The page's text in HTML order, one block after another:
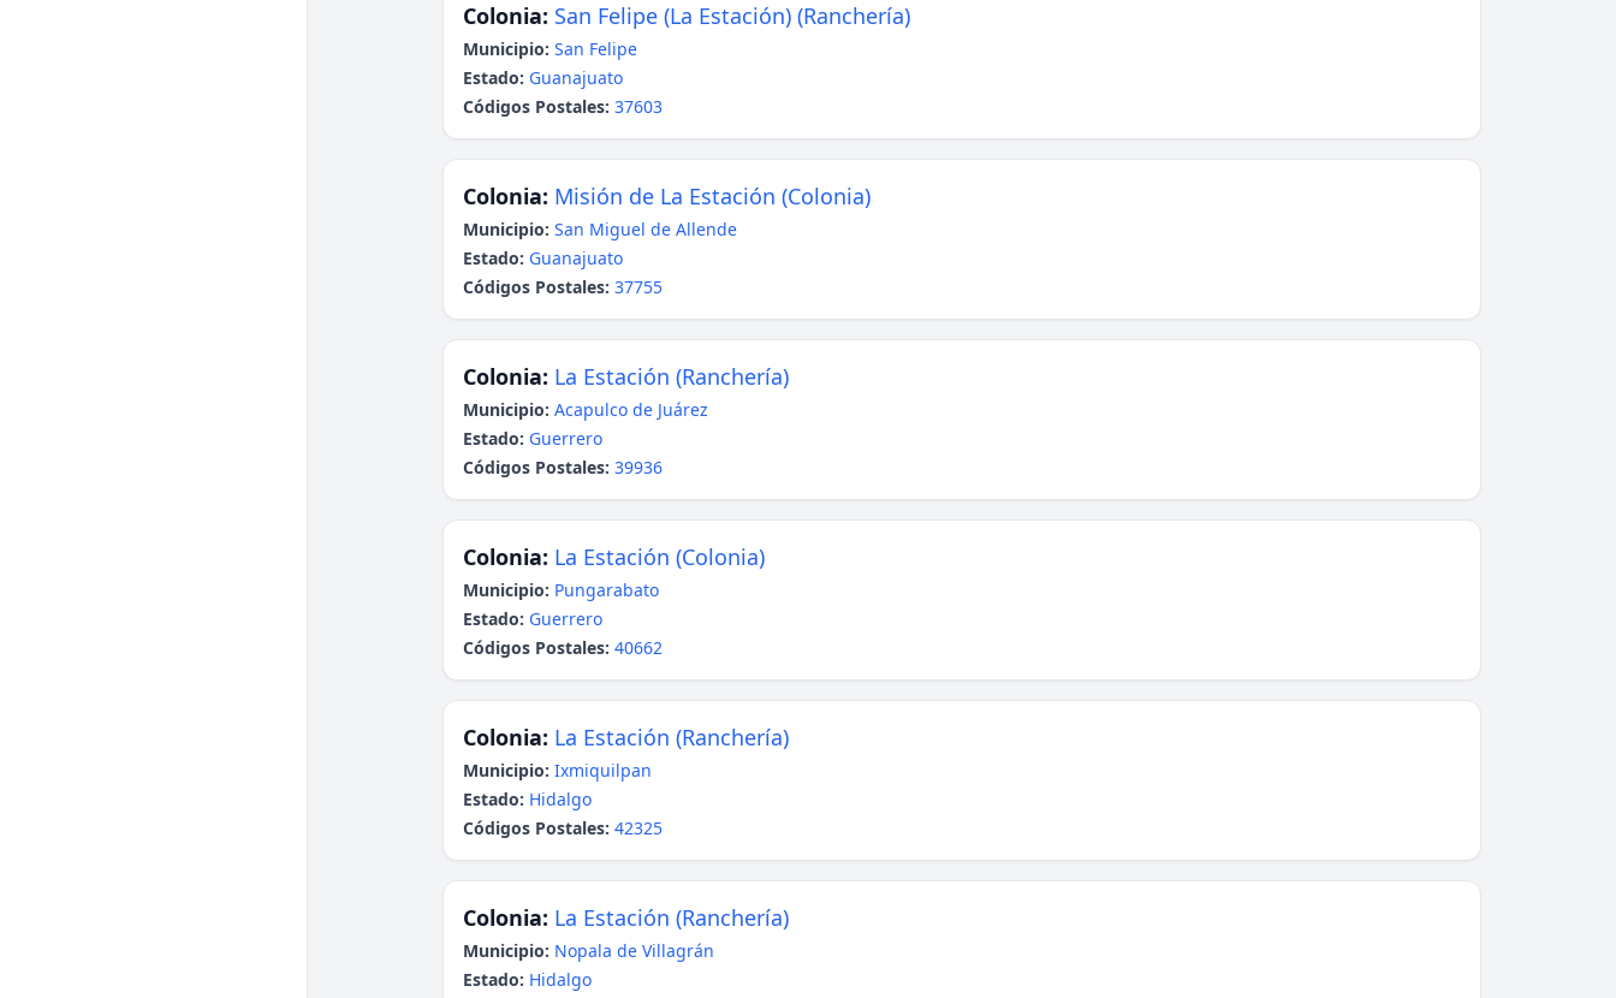
Colonia: San Felipe (La Estación) (Ranchería)
Municipio: San Felipe
Estado: Guanajuato
Códigos Postales: 37603
Colonia: Misión de La Estación (Colonia)
Municipio: San Miguel de Allende
Estado: Guanajuato
Códigos Postales: 37755
Colonia: La Estación (Ranchería)
Municipio: Acapulco de Juárez
Estado: Guerrero
Códigos Postales: 39936
Colonia: La Estación (Colonia)
Municipio: Pungarabato
Estado: Guerrero
Códigos Postales: 40662
Colonia: La Estación (Ranchería)
Municipio: Ixmiquilpan
Estado: Hidalgo
Códigos Postales: 42325
Colonia: La Estación (Ranchería)
Municipio: Nopala de Villagrán
Estado: Hidalgo